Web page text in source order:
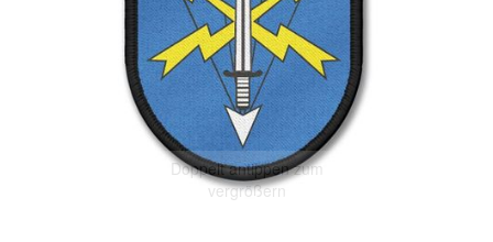
Doppelt antippen zum
vergrößern